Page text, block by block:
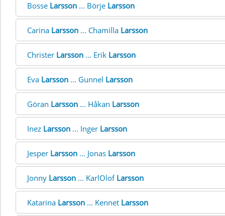
Bosse Larsson ... Börje Larsson
Carina Larsson ... Chamilla Larsson
Christer Larsson ... Erik Larsson
Eva Larsson ... Gunnel Larsson
Göran Larsson ... Håkan Larsson
Inez Larsson ... Inger Larsson
Jesper Larsson ... Jonas Larsson
Jonny Larsson ... KarlOlof Larsson
Katarina Larsson ... Kennet Larsson